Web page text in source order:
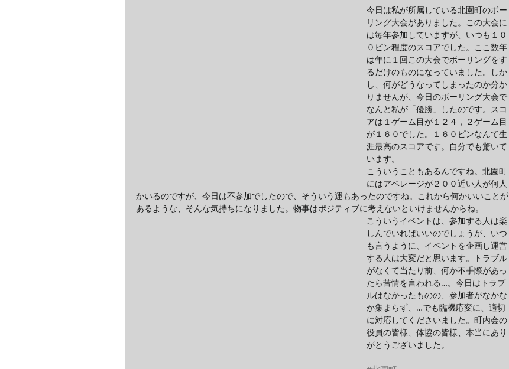
今日は私が所属している北園町のボー
リング大会がありました。この大会に
は毎年参加していますが、いつも１０
０ピン程度のスコアでした。ここ数年
は年に１回この大会でボーリングをす
るだけのものになっていました。しか
し、何がどうなってしまったのか分か
りませんが、今日のボーリング大会で
なんと私が「優勝」したのです。スコ
アは１ゲーム目が１２４，２ゲーム目
が１６０でした。１６０ピンなんて生
涯最高のスコアです。自分でも驚いて
います。
こういうこともあるんですね。北園町
にはアベレージが２００近い人が何人
かいるのですが、今日は不参加でしたので、そういう運もあったのですね。これから何かいいことが
あるような、そんな気持ちになりました。物事はポジティブに考えないといけませんからね。
こういうイベントは、参加する人は楽
しんでいればいいのでしょうが、いつ
も言うように、イベントを企画し運営
する人は大変だと思います。トラブル
がなくて当たり前、何か不手際があっ
たら苦情を言われる…。今日はトラブ
ルはなかったものの、参加者がなかな
か集まらず、…でも臨機応変に、適切
に対応してくださいました。町内会の
役員の皆様、体協の皆様、本当にあり
がとうございました。